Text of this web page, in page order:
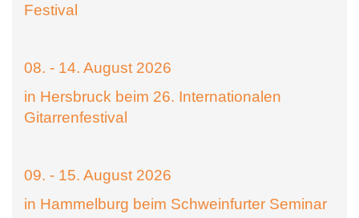
Festival
08. - 14. August 2026
in Hersbruck beim 26. Internationalen
Gitarrenfestival
09. - 15. August 2026
in Hammelburg beim Schweinfurter Seminar